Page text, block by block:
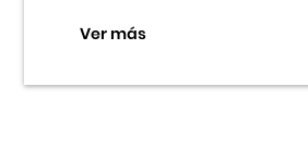
Ver más